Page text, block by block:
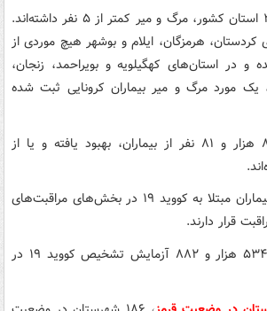
در شبانه روز گذشته ۲۵ استان کشور، مرگ و میر کمتر از ۵ نفر داشته‌اند.
کردستان، هرمزگان، ایلام و بوشهر هیچ موردی از
در استان‌های کهگیلویه و بویراحمد، زنجان،
یک مورد مرگ و میر بیماران کرونایی ثبت شده
تا کنون ۶ میلیون ۸۰۵ هزار و ۸۱ نفر از بیماران، بهبود یافته و یا از
دو هزار و ۲۳۴ نفر از بیماران مبتلا به کووید ۱۹ در بخش‌های مراقبت‌های
قرار دارند.
تا کنون ۴۸ میلیون و ۵۳۴ هزار و ۸۸۲ آزمایش تشخیص کووید ۱۹ در